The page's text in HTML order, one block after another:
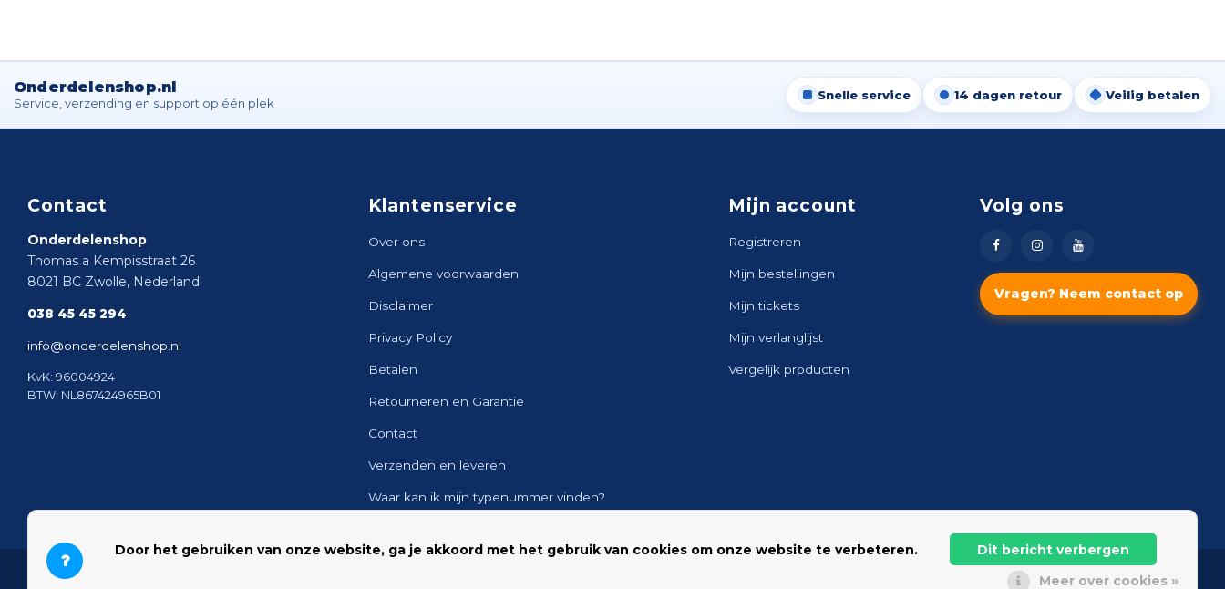
Onderdelenshop.nl
Service, verzending en support op één plek
Snelle service 14 dagen retour Veilig betalen
Contact
Onderdelenshop
Thomas a Kempisstraat 26
8021 BC Zwolle, Nederland
038 45 45 294
info@onderdelenshop.nl
KvK: 96004924
BTW: NL867424965B01
Klantenservice
Over ons
Algemene voorwaarden
Disclaimer
Privacy Policy
Betalen
Retourneren en Garantie
Contact
Verzenden en leveren
Waar kan ik mijn typenummer vinden?
Mijn account
Registreren
Mijn bestellingen
Mijn tickets
Mijn verlanglijst
Vergelijk producten
Volg ons
Vragen? Neem contact op
© 2026 Onderdelenshop - Powered by
Door het gebruiken van onze website, ga je akkoord met het gebruik van cookies om onze website te verbeteren.
Dit bericht verbergen
Meer over cookies »